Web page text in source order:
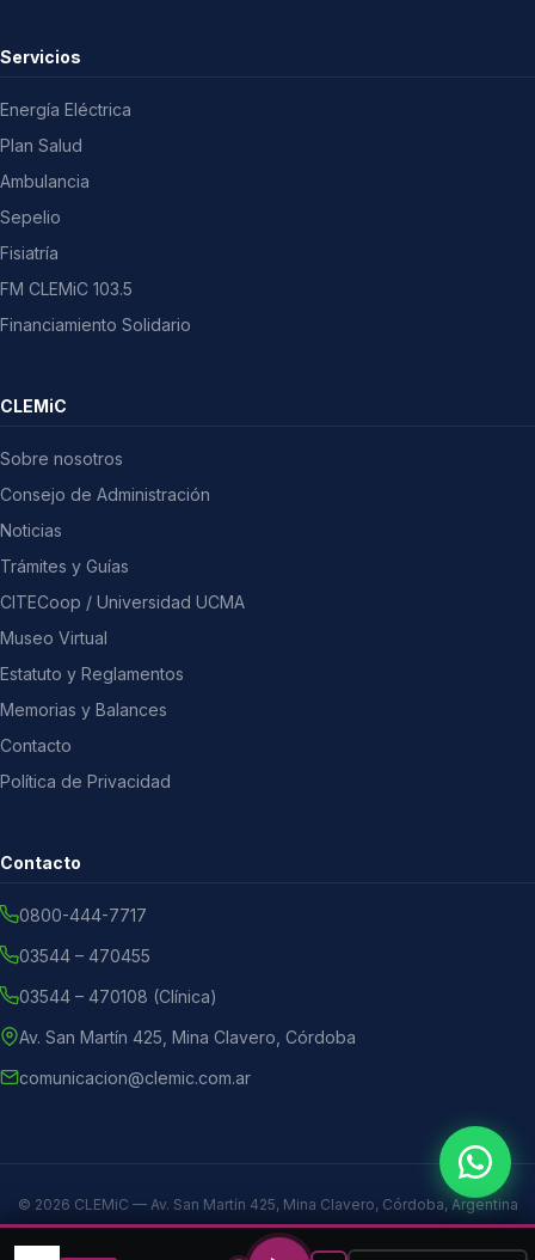
Servicios
Energía Eléctrica
Plan Salud
Ambulancia
Sepelio
Fisiatría
FM CLEMiC 103.5
Financiamiento Solidario
CLEMiC
Sobre nosotros
Consejo de Administración
Noticias
Trámites y Guías
CITECoop / Universidad UCMA
Museo Virtual
Estatuto y Reglamentos
Memorias y Balances
Contacto
Política de Privacidad
Contacto
0800-444-7717
03544 – 470455
03544 – 470108 (Clínica)
Av. San Martín 425, Mina Clavero, Córdoba
comunicacion@clemic.com.ar
© 2026 CLEMiC — Av. San Martín 425, Mina Clavero, Córdoba, Argentina
Política de Privacidad Estatuto Social